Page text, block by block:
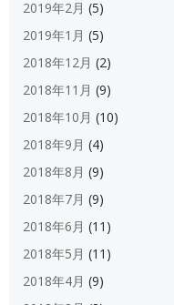
2019年2月 (5)
2019年1月 (5)
2018年12月 (2)
2018年11月 (9)
2018年10月 (10)
2018年9月 (4)
2018年8月 (9)
2018年7月 (9)
2018年6月 (11)
2018年5月 (11)
2018年4月 (9)